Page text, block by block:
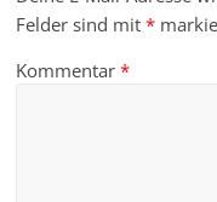
Felder sind mit*
Kommentar*